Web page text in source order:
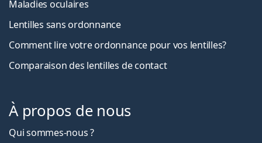
Maladies oculaires
Lentilles sans ordonnance
Comment lire votre ordonnance pour vos lentilles?
Comparaison des lentilles de contact
À propos de nous
Qui sommes-nous ?